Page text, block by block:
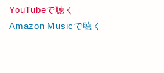
YouTubeで聴く
Amazon Musicで聴く